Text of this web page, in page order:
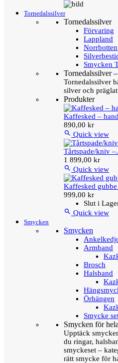
Tornedalssilver
Tornedalssilver
Förvaring
Lappland
Norrbotten
Smycken
Tornedalssilver
Tornedalssilver
silver och
Produkter
Kaffesked –
890,00 kr
 Quick view
Tårtspade/kniv
1 899,00 kr
 Quick view
Kaffesked
999,00 kr
Slut i
 Quick view
Smycken
Smycken
Armband
Brosch
Halsband
Örhängen
Smycke
Smycken för
Upptäck
du ringar,
smyckeset –
rätt smycke för